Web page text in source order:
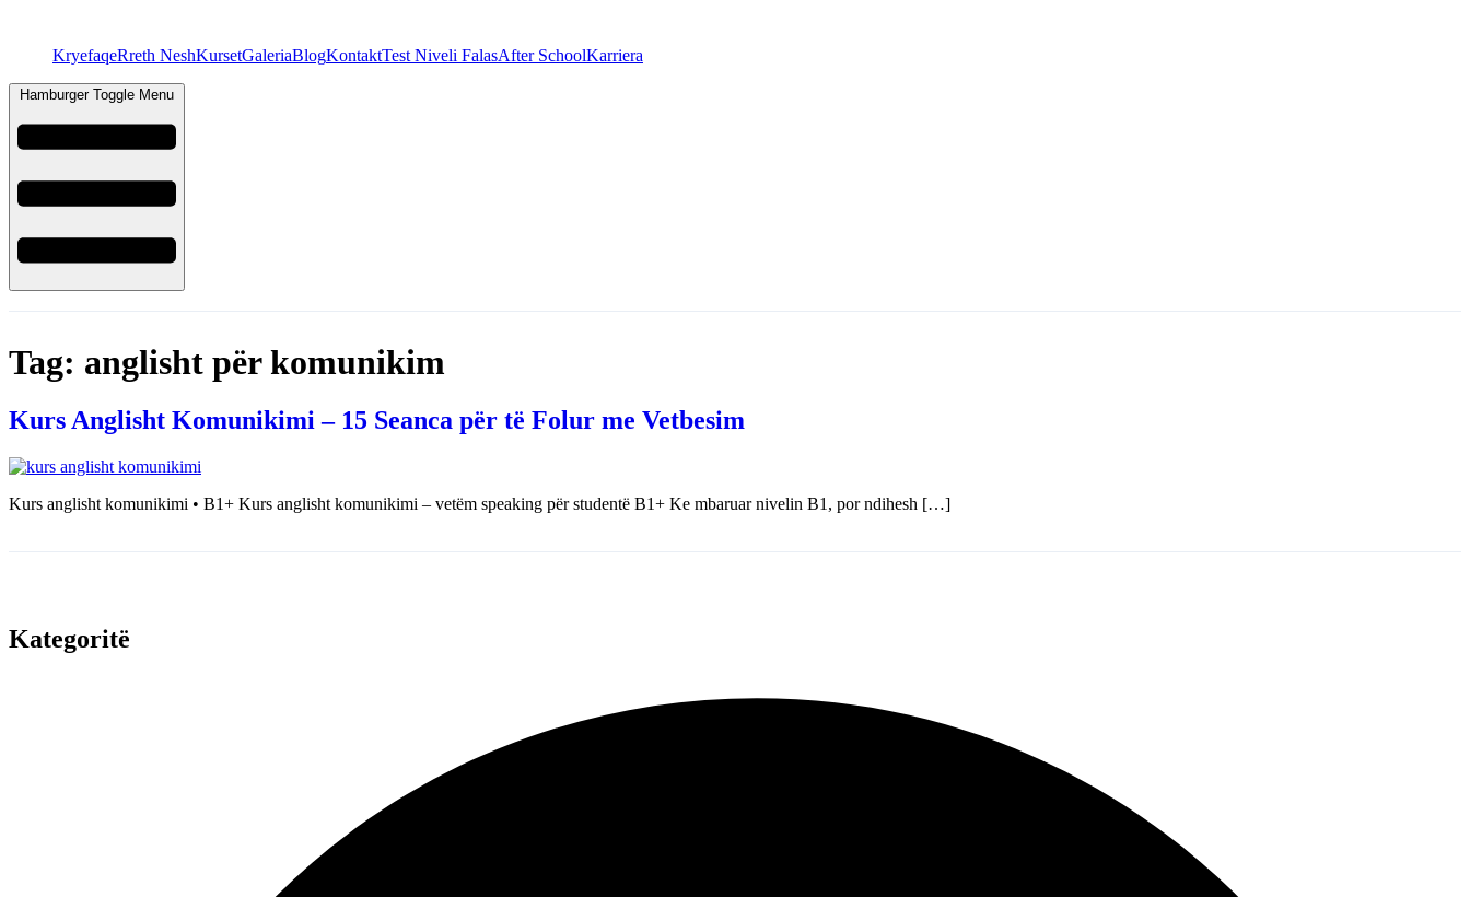
KryefaqeRreth NeshKursetGaleriaBlogKontaktTest Niveli FalasAfter SchoolKarriera
Hamburger Toggle Menu
Tag: anglisht për komunikim
Kurs Anglisht Komunikimi – 15 Seanca për të Folur me Vetbesim
Kurs anglisht komunikimi • B1+ Kurs anglisht komunikimi – vetëm speaking për studentë B1+ Ke mbaruar nivelin B1, por ndihesh […]
Kategoritë